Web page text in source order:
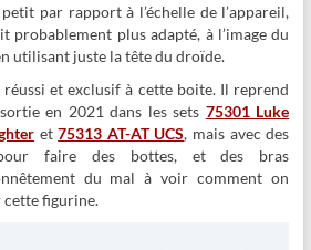
par rapport à l’échelle de l’appareil,
probablement plus adapté, à l’image du
utilisant juste la tête du droïde.
réussi et exclusif à cette boite. Il reprend
en 2021 dans les sets 75301 Luke
et75313 AT-AT UCS, mais avec des
pour faire des bottes, et des bras
du mal à voir comment on
figurine.